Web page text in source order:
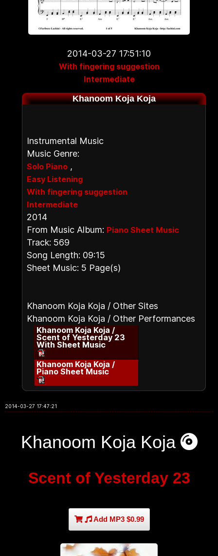
2014-03-27 17:51:10
With fingering suggestion
Intermediate
Khanoom Koja Koja
Instrumental Music
Music Genre:
Solo Piano ,
Easy Listening
With fingering suggestion
Intermediate
2014
From Music Album: Piano Sheet Music
Track: 569
Song Length: 09:15
Sheet Music: 5 Page(s)
Khanoom Koja Koja / Other Sites
Khanoom Koja Koja / Other Performances
Khanoom Koja Koja /
Scent of Yesterday 23
With Sheet Music
Khanoom Koja Koja /
Piano Sheet Music
2014-03-27 17:47:21
Khanoom Koja Koja
Scent of Yesterday 23
Add MP3 $0.99